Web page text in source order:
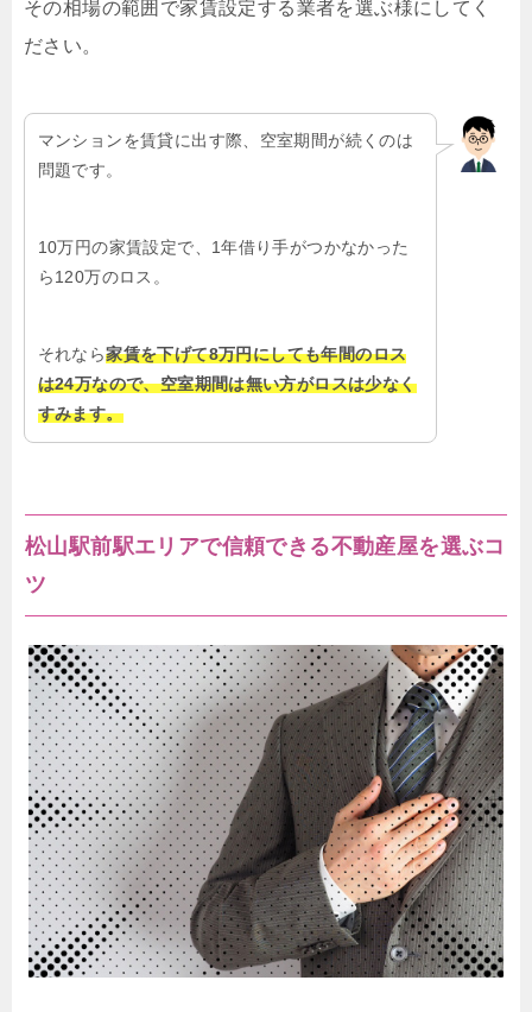
その相場の範囲で家賃設定する業者を選ぶ様にしてく
ださい。
マンションを賃貸に出す際、空室期間が続くのは
問題です。
10万円の家賃設定で、1年借り手がつかなかった
ら120万のロス。
それなら家賃を下げて8万円にしても年間のロス
は24万なので、空室期間は無い方がロスは少なく
すみます。
松山駅前駅エリアで信頼できる不動産屋を選ぶコ
ツ